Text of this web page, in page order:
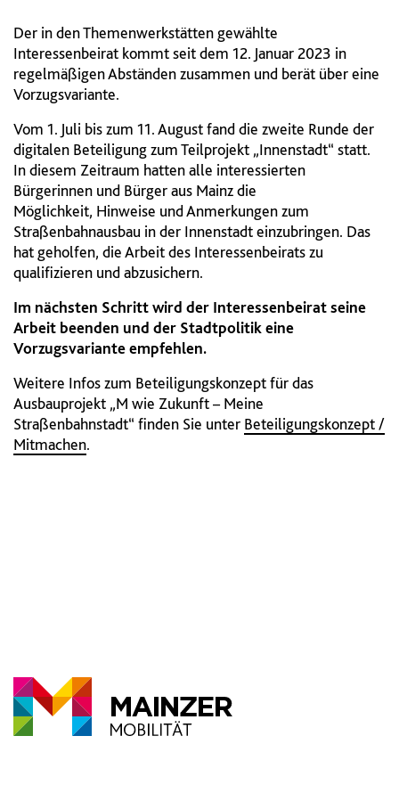
Der in den Themenwerkstätten gewählte
Interessenbeirat kommt seit dem 12. Januar 2023 in
regelmäßigen Abständen zusammen und berät über eine
Vorzugsvariante.
Vom 1. Juli bis zum 11. August fand die zweite Runde der
digitalen Beteiligung zum Teilprojekt „Innenstadt“ statt.
In diesem Zeitraum hatten alle interessierten
Bürgerinnen und Bürger aus Mainz die
Möglichkeit, Hinweise und Anmerkungen zum
Straßenbahnausbau in der Innenstadt einzubringen. Das
hat geholfen, die Arbeit des Interessenbeirats zu
qualifizieren und abzusichern.
Im nächsten Schritt wird der Interessenbeirat seine
Arbeit beenden und der Stadtpolitik eine
Vorzugsvariante empfehlen.
Weitere Infos zum Beteiligungskonzept für das
Ausbauprojekt „M wie Zukunft – Meine
Straßenbahnstadt“ finden Sie unter Beteiligungskonzept /
Mitmachen.